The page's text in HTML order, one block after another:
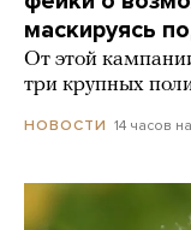
маскируясь
От этой
три крупных
НОВОСТИ 14 часов